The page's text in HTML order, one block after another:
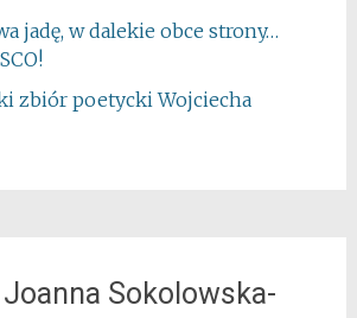
jadę, w dalekie obce strony…
zbiór poetycki Wojciecha
Joanna Sokolowska-